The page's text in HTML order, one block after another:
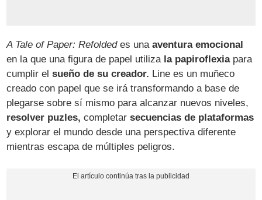
A Tale of Paper: Refoldedes unaaventura emocional
en la que una figura de papel utiliza la papiroflexiapara
cumplir elsueño de su creador. Line es un muñeco
creado con papel que se irá transformando a base de
plegarse sobre sí mismo para alcanzar nuevos niveles,
resolver puzles, completarsecuencias de plataformas
y explorar el mundo desde una perspectiva diferente
mientras escapa de múltiples peligros.